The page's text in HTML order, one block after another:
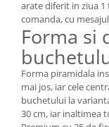
arate diferit in ziua 1
comanda, cu
Forma si
Forma piramidala
mai jos, iar cele
buchetului la
30 cm, iar inaltimea